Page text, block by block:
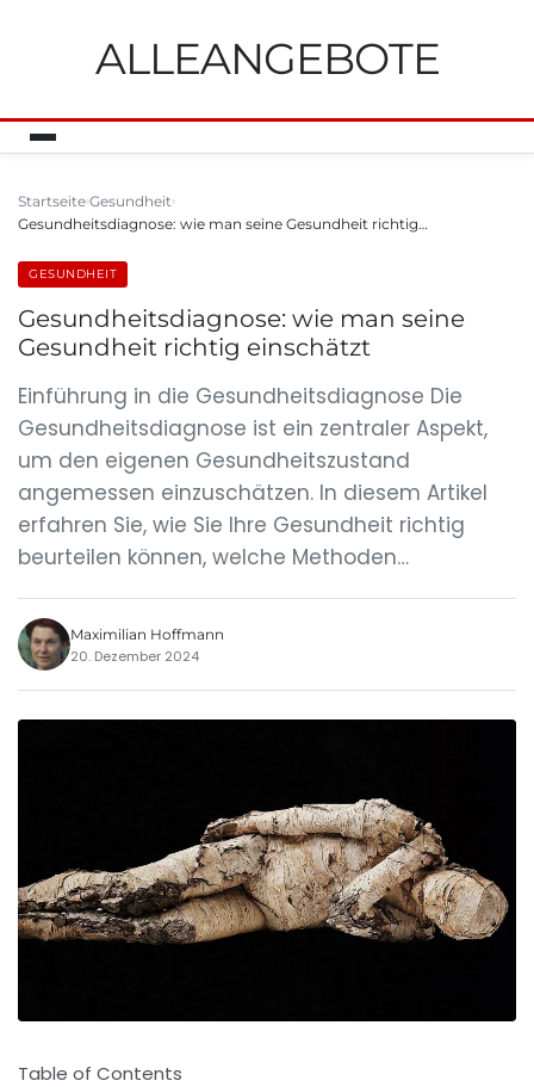
ALLEANGEBOTE
Startseite Gesundheit
Gesundheitsdiagnose: wie man seine Gesundheit richtig…
GESUNDHEIT
Gesundheitsdiagnose: wie man seine
Gesundheit richtig einschätzt
Einführung in die Gesundheitsdiagnose Die
Gesundheitsdiagnose ist ein zentraler Aspekt,
um den eigenen Gesundheitszustand
angemessen einzuschätzen. In diesem Artikel
erfahren Sie, wie Sie Ihre Gesundheit richtig
beurteilen können, welche Methoden…
Maximilian Hoffmann
20. Dezember 2024
Table of Contents